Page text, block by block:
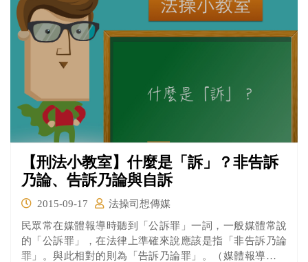
【刑法小教室】什麼是「訴」？非告訴
乃論、告訴乃論與自訴
2015-09-17
法操司想傳媒
民眾常在媒體報導時聽到「公訴罪」一詞，一般媒體常說
的「公訴罪」，在法律上準確來說應該是指「非告訴乃論
罪」。與此相對的則為「告訴乃論罪」。（媒體報導講的